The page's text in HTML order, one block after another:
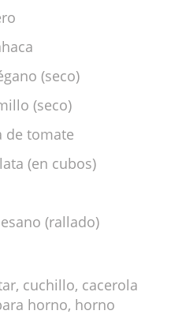
(seco)
(seco)
de tomate
(en cubos)
(rallado)
cuchillo, cacerola
horno, horno